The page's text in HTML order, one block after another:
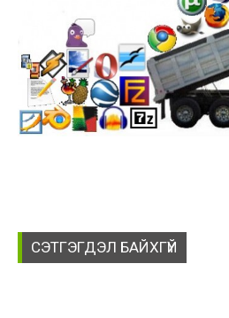
СЭТГЭГДЭЛ БАЙХГҮЙ